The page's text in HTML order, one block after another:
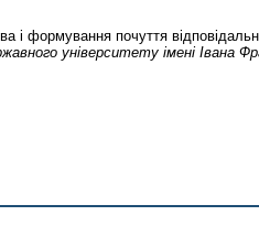
і формування почуття
університету імені Івана